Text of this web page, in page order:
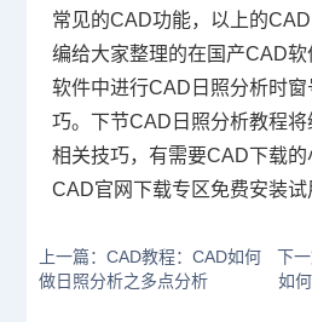
常见的CAD功能，以上的
编给大家整理的在国产CAD
软件中进行CAD日照分析时
巧。下节CAD日照分析教程
相关技巧，有需要CAD下载的
CAD官网下载专区免费安装试
上一篇：CAD教程：CAD如何
做日照分析之多点分析
下
如